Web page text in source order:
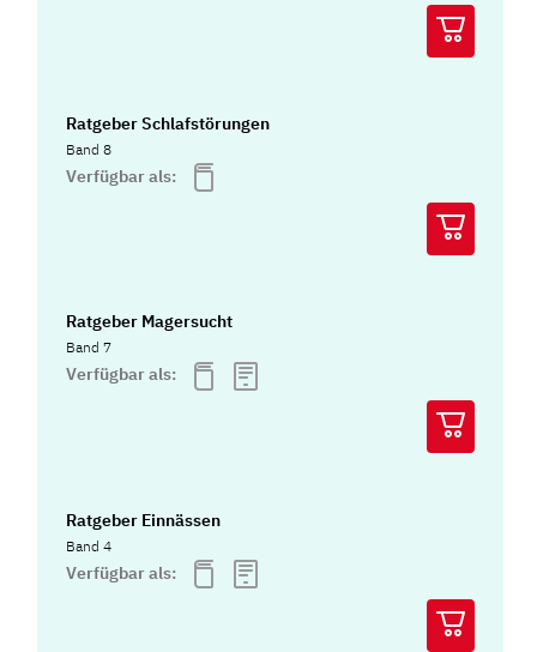
Ratgeber Schlafstörungen
Band 8
Verfügbar als:
Ratgeber Magersucht
Band 7
Verfügbar als:
Ratgeber Einnässen
Band 4
Verfügbar als: